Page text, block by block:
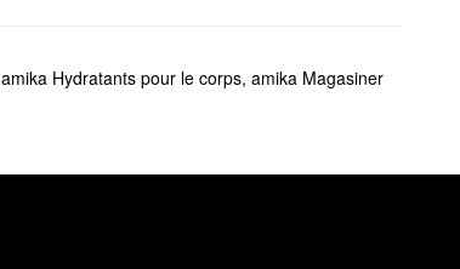
amika Hydratants pour le corps, amika Magasiner